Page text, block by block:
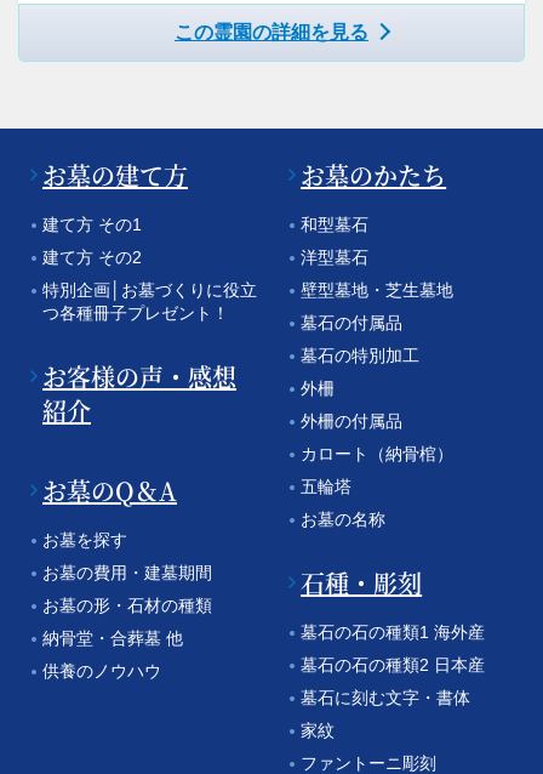
この霊園の詳細を見る
お墓の建て方
建て方 その1
建て方 その2
特別企画│お墓づくりに役立
つ各種冊子プレゼント！
お客様の声・感想
紹介
お墓のQ＆A
お墓を探す
お墓の費用・建墓期間
お墓の形・石材の種類
納骨堂・合葬墓 他
供養のノウハウ
お墓のかたち
和型墓石
洋型墓石
壁型墓地・芝生墓地
墓石の付属品
墓石の特別加工
外柵
外柵の付属品
カロート（納骨棺）
五輪塔
お墓の名称
石種・彫刻
墓石の石の種類1 海外産
墓石の石の種類2 日本産
墓石に刻む文字・書体
家紋
ファントーニ彫刻